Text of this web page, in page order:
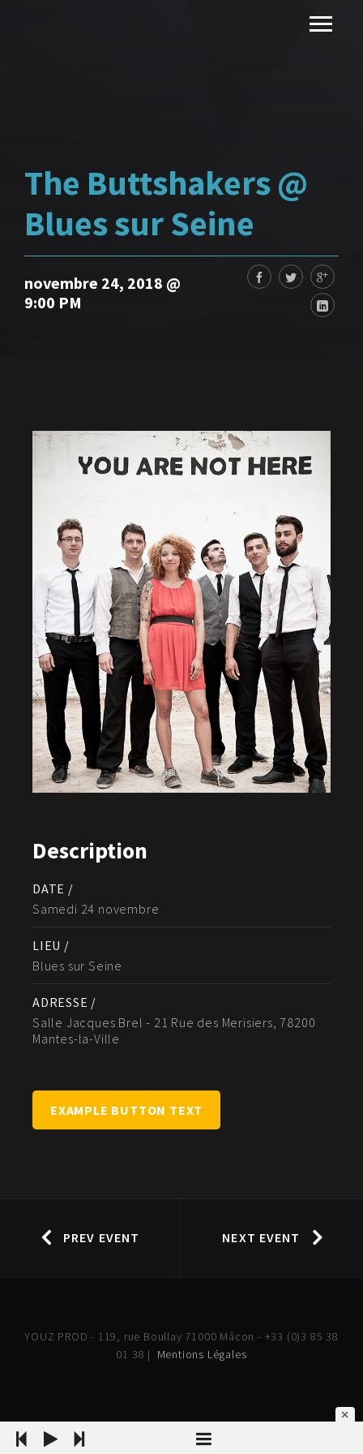
The Buttshakers @
Blues sur Seine
novembre 24, 2018 @
9:00 PM
Description
DATE /
Samedi 24 novembre
LIEU /
Blues sur Seine
ADRESSE /
Salle Jacques Brel - 21 Rue des Merisiers, 78200
Mantes-la-Ville
EXAMPLE BUTTON TEXT
PREV EVENT NEXT EVENT
YOUZ PROD - 119, rue Boullay 71000 Mâcon - +33 (0)3 85 38
01 38 | Mentions Légales